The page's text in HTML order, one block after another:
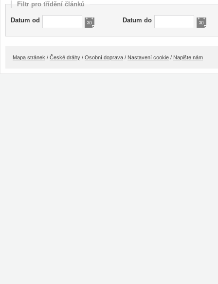
Filtr pro třídění článků
Datum od Datum do
Mapa stránek / České dráhy / Osobní doprava / Nastavení cookie / Napište nám